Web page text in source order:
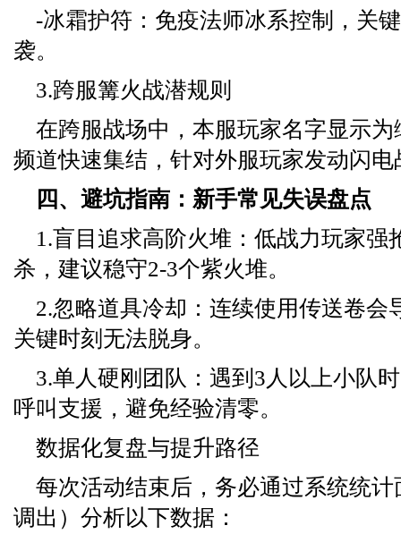
-冰霜护符：免疫法师冰系控制，关
袭。
3.跨服篝火战潜规则
在跨服战场中，本服玩家名字显示
频道快速集结，针对外服玩家发动闪电
四、避坑指南：新手常见失误盘点
1.盲目追求高阶火堆：低战力玩家强
杀，建议稳守2-3个紫火堆。
2.忽略道具冷却：连续使用传送卷会
关键时刻无法脱身。
3.单人硬刚团队：遇到3人以上小队
呼叫支援，避免经验清零。
数据化复盘与提升路径
每次活动结束后，务必通过系统统计
调出）分析以下数据：